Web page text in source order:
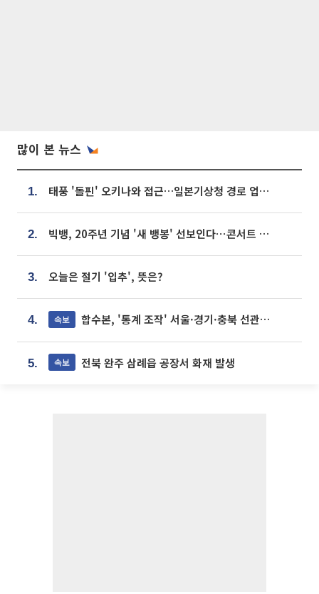
많이 본 뉴스
1. 태풍 '돌핀' 오키나와 접근…일본기상청 경로 업데이트
2. 빅뱅, 20주년 기념 '새 뱅봉' 선보인다⋯콘서트 앞두고 팝업 개최
3. 오늘은 절기 '입추', 뜻은?
4. 속보 합수본, '통계 조작' 서울·경기·충북 선관위 등 추가 압수수색
5. 속보 전북 완주 삼례읍 공장서 화재 발생